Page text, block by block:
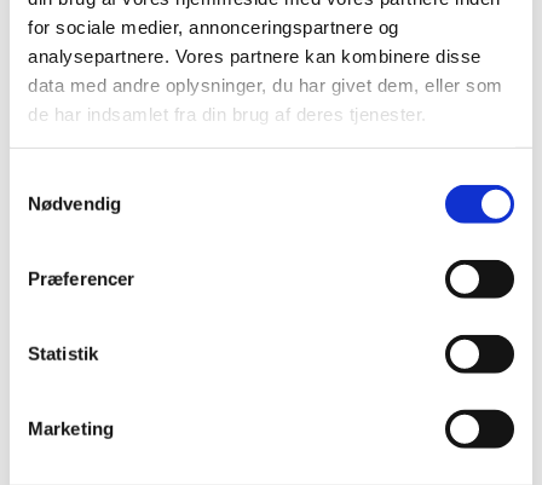
for sociale medier, annonceringspartnere og
analysepartnere. Vores partnere kan kombinere disse
data med andre oplysninger, du har givet dem, eller som
de har indsamlet fra din brug af deres tjenester.
Nødvendig
Præferencer
Statistik
Marketing
Du vil måske også